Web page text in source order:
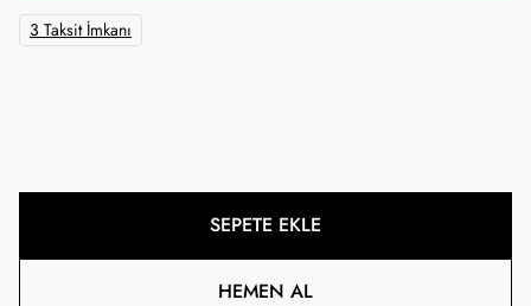
3 Taksit İmkanı
SEPETE EKLE
HEMEN AL